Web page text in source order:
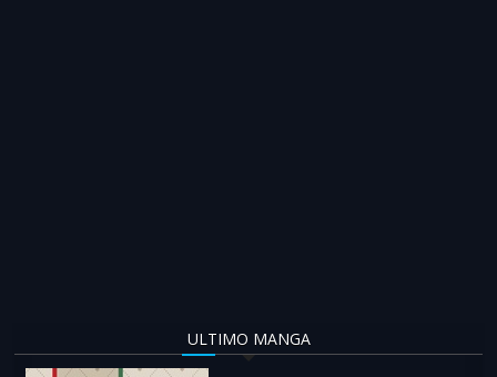
ULTIMO MANGA